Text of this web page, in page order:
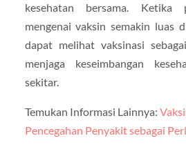
kesehatan bersama. Ketika
mengenai vaksin semakin luas
dapat melihat vaksinasi
menjaga keseimbangan
sekitar.
Temukan Informasi Lainnya:
Pencegahan Penyakit sebagai